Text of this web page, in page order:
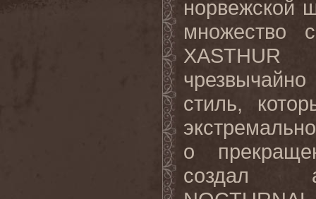
норвежской
множество
XASTHUR
стиль,
о
создал